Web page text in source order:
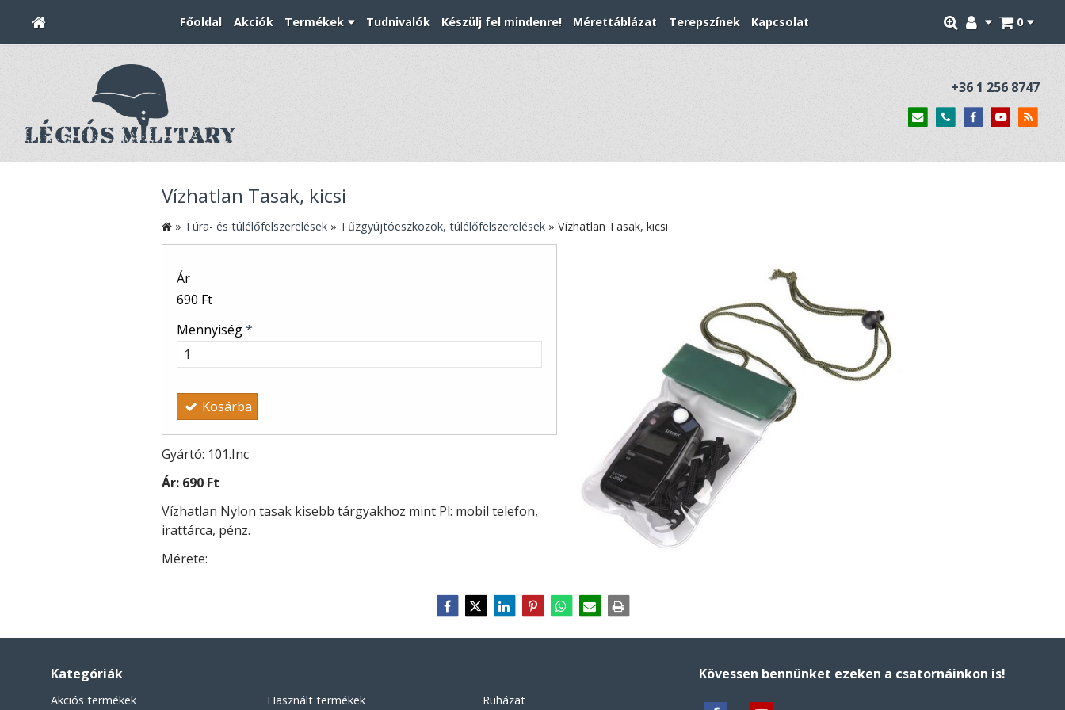
0
Főoldal Akciók Termékek Tudnivalók Készülj fel mindenre! Mérettáblázat Terepszínek Kapcsolat
+36 1 256 8747
Vízhatlan Tasak, kicsi
» Túra- és túlélőfelszerelések » Tűzgyújtóeszközök, túlélőfelszerelések » Vízhatlan Tasak, kicsi
Ár
690 Ft
Mennyiség*
Kosárba
Gyártó: 101.Inc
Ár: 690 Ft
Vízhatlan Nylon tasak kisebb tárgyakhoz mint Pl: mobil telefon,
irattárca, pénz.
Mérete:
Kategóriák
Akciós termékek
Használt termékek
Ruházat
Kövessen bennünket ezeken a csatornáinkon is!